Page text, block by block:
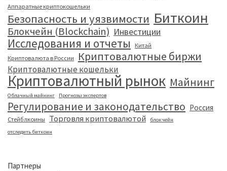
Аппаратные криптокошельки
Безопасность и уязвимости Биткоин
Блокчейн (Blockchain) Инвестиции
Исследования и отчеты
Китай
Криптовалюта в России
Криптовалютные биржи
Криптовалютные кошельки
Криптовалютный рынок Майнинг
Облачный майнинг Прогнозы экспертов
Регулирование и законодательство Россия
Стейблкоины Торговля криптовалютой
блокчейн
отследить биткоин
Партнеры